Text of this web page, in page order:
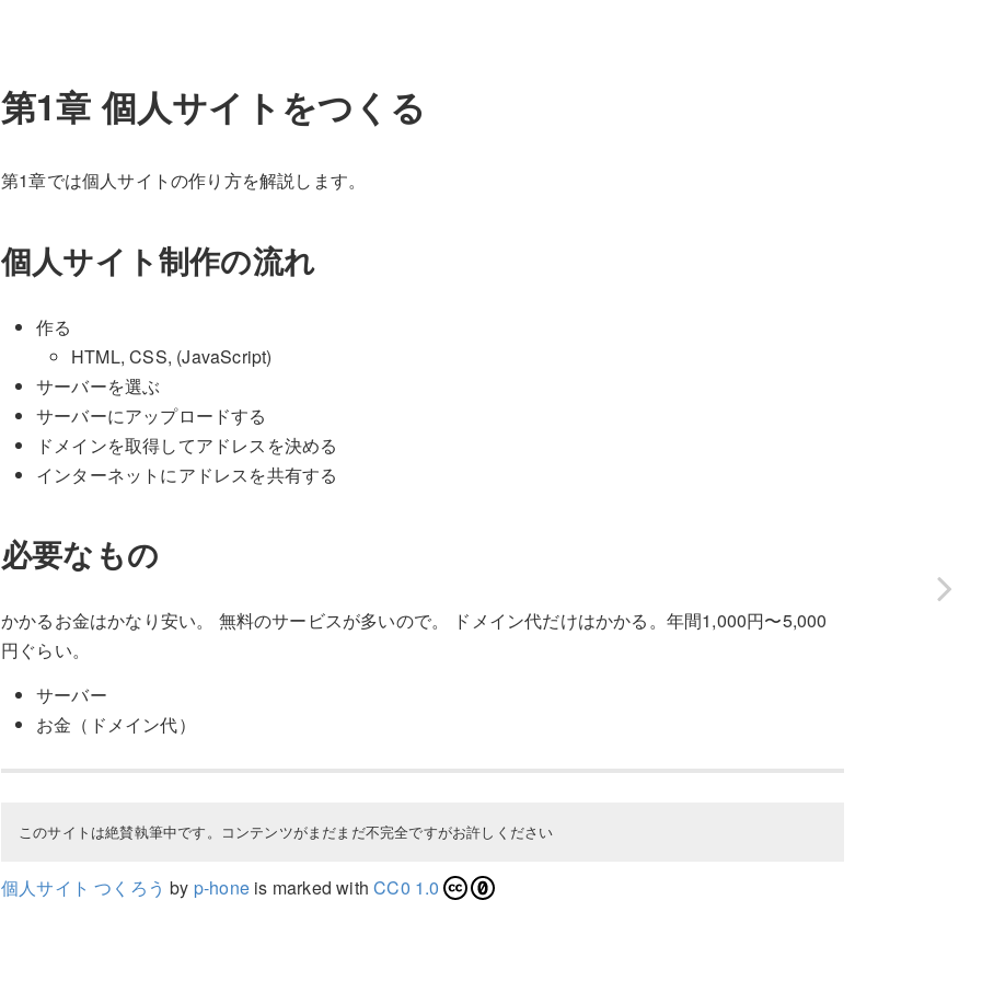
第1章 個人サイトをつくる
第1章では個人サイトの作り方を解説します。
個人サイト制作の流れ
作る
HTML, CSS, (JavaScript)
サーバーを選ぶ
サーバーにアップロードする
ドメインを取得してアドレスを決める
インターネットにアドレスを共有する
必要なもの
かかるお金はかなり安い。 無料のサービスが多いので。 ドメイン代だけはかかる。年間1,000円〜5,000
円ぐらい。
サーバー
お金（ドメイン代）
このサイトは絶賛執筆中です。コンテンツがまだまだ不完全ですがお許しください
個人サイト つくろう by p-hone is marked withCC0 1.0